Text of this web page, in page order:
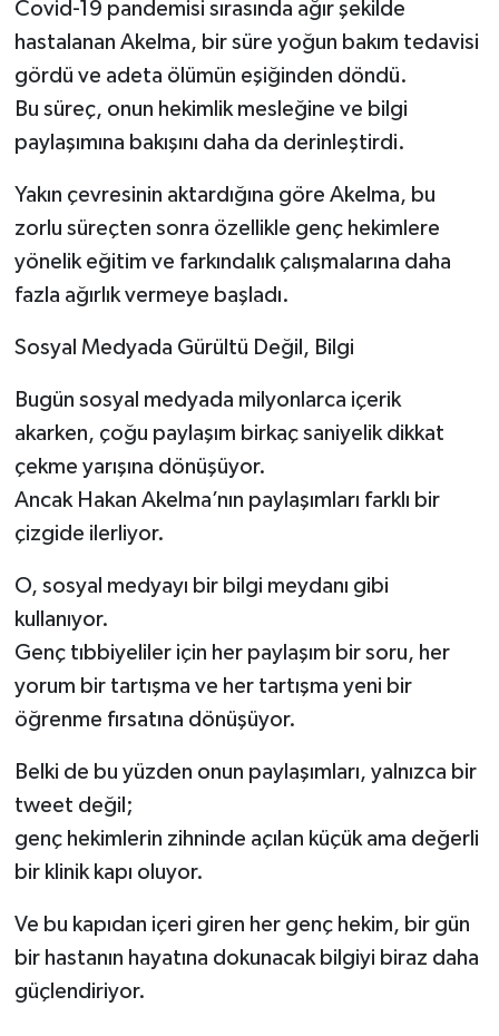
Covid-19 pandemisi sırasında ağır şekilde
hastalanan Akelma, bir süre yoğun bakım tedavisi
gördü ve adeta ölümün eşiğinden döndü.
Bu süreç, onun hekimlik mesleğine ve bilgi
paylaşımına bakışını daha da derinleştirdi.
Yakın çevresinin aktardığına göre Akelma, bu
zorlu süreçten sonra özellikle genç hekimlere
yönelik eğitim ve farkındalık çalışmalarına daha
fazla ağırlık vermeye başladı.
Sosyal Medyada Gürültü Değil, Bilgi
Bugün sosyal medyada milyonlarca içerik
akarken, çoğu paylaşım birkaç saniyelik dikkat
çekme yarışına dönüşüyor.
Ancak Hakan Akelma’nın paylaşımları farklı bir
çizgide ilerliyor.
O, sosyal medyayı bir bilgi meydanı gibi
kullanıyor.
Genç tıbbiyeliler için her paylaşım bir soru, her
yorum bir tartışma ve her tartışma yeni bir
öğrenme fırsatına dönüşüyor.
Belki de bu yüzden onun paylaşımları, yalnızca bir
tweet değil;
genç hekimlerin zihninde açılan küçük ama değerli
bir klinik kapı oluyor.
Ve bu kapıdan içeri giren her genç hekim, bir gün
bir hastanın hayatına dokunacak bilgiyi biraz daha
güçlendiriyor.